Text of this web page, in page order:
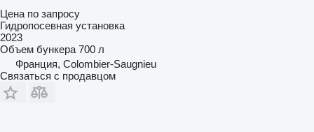
Цена по запросу
Гидропосевная установка
2023
Объем бункера 700 л
Франция, Colombier-Saugnieu
Связаться с продавцом